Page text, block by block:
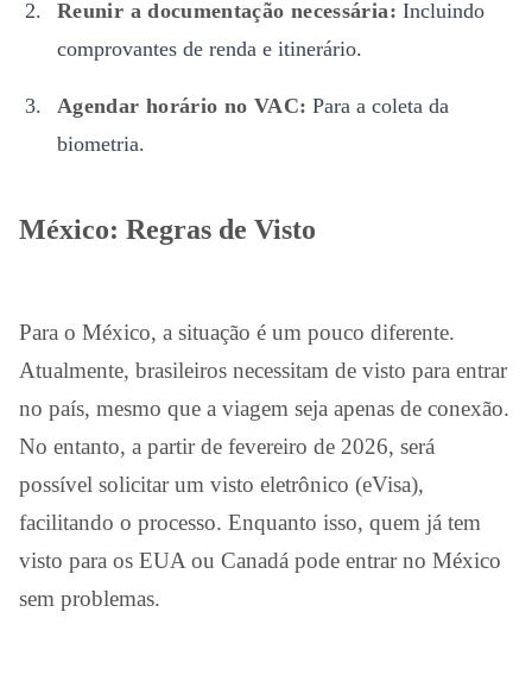
Reunir a documentação necessária: Incluindo
comprovantes de renda e itinerário.
Agendar horário no VAC: Para a coleta da
biometria.
México: Regras de Visto
Para o México, a situação é um pouco diferente.
Atualmente, brasileiros necessitam de visto para entrar
no país, mesmo que a viagem seja apenas de conexão.
No entanto, a partir de fevereiro de 2026, será
possível solicitar um visto eletrônico (eVisa),
facilitando o processo. Enquanto isso, quem já tem
visto para os EUA ou Canadá pode entrar no México
sem problemas.